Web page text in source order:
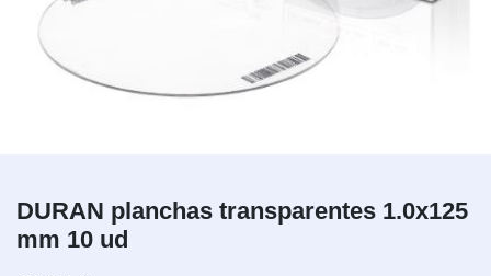
DURAN planchas transparentes 1.0x125
mm 10 ud